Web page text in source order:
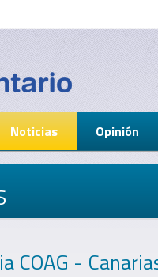
Noticias Opinión
COAG -